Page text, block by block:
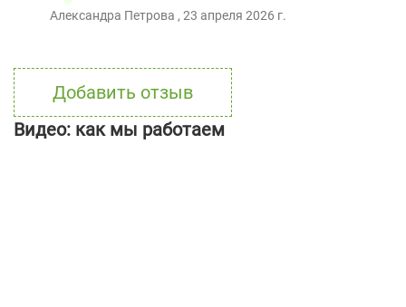
Александра Петрова , 23 апреля 2026 г.
Добавить отзыв
Видео: как мы работаем